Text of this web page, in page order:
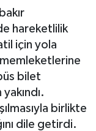
hareketlilik
için yola
memleketlerine
bilet
birlikte
dile getirdi.